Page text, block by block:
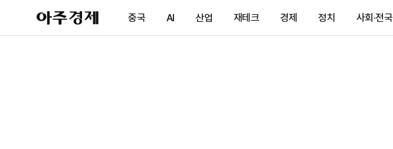
아
주
제
중국 AI 산업 재테크 경제 정치 사회·전국